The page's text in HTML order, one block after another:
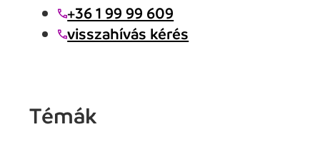
+36 1 99 99 609
visszahívás kérés
Témák